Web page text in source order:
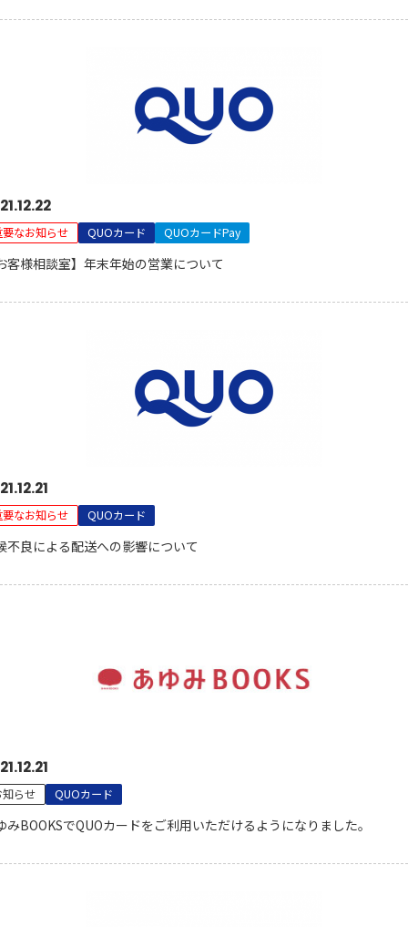
要なお知らせ QUOカード QUOカードPay
客様相談室】年末年始の営業について
要なお知らせ QUOカード
不良による配送への影響について
知らせ QUOカード
みBOOKSでQUOカードをご利用いただけるようになりました。